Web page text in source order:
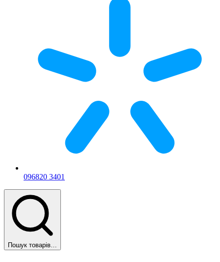
096820 3401
Пошук товарів…